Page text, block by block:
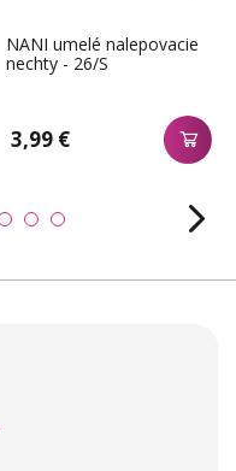
NANI umelé nalepovacie
nechty - 26/S
3,99 €